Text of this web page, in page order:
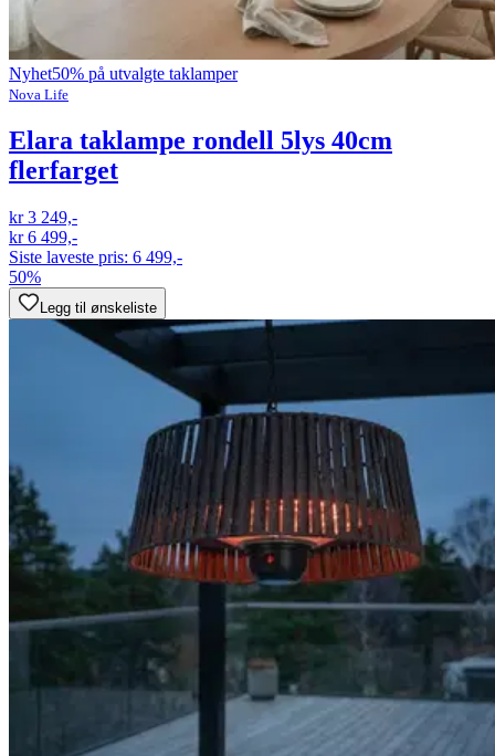
Nyhet50% på utvalgte taklamper
Nova Life
Elara taklampe rondell 5lys 40cm
flerfarget
kr 3 249,-
kr 6 499,-
Siste laveste pris: 6 499,-
50%
Legg til ønskeliste